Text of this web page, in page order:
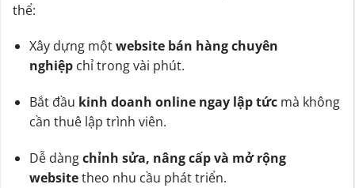
thể:
Xây dựng mộtwebsite bán hàng chuyên
nghiệpchỉ trong vài phút.
Bắt đầu kinh doanh online ngay lập tứcmà không
cần thuê lập trình viên.
Dễ dàngchỉnh sửa, nâng cấp và mở rộng
websitetheo nhu cầu phát triển.